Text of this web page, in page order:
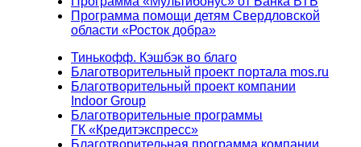
Программа помощи детям Свердловской
области «Росток добра»
Тинькофф. Кэшбэк во благо
Благотворительный проект портала mos.ru
Благотворительный проект компании
Indoor Group
Благотворительные программы
ГК «Кредитэкспресс»
Благотворительная программа компании